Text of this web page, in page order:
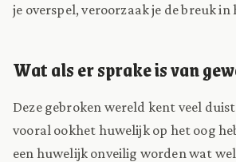
je overspel, veroorzaak je de breuk in
Wat als er sprake is van
Deze gebroken wereld kent veel
vooral ookhet huwelijk op het oog
een huwelijk onveilig worden wat